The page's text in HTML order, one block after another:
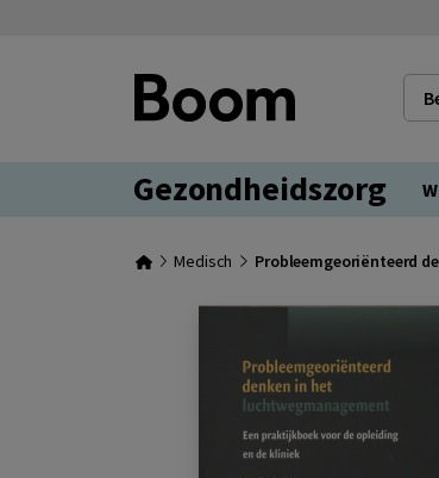
Gezondheidszorg
Medisch Probleemgeoriënteerd